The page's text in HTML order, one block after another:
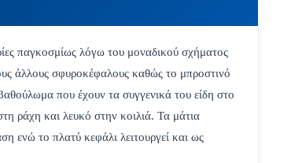
παγκοσμίως λόγω του μοναδικού σχήματος
άλλους σφυροκέφαλους καθώς το μπροστινό
που έχουν τα συγγενικά του είδη στο
ράχη και λευκό στην κοιλιά. Τα μάτια
ενώ το πλατύ κεφάλι λειτουργεί και ως